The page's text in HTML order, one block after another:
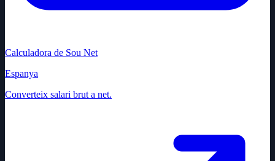
Calculadora de Sou Net
Espanya
Converteix salari brut a net.